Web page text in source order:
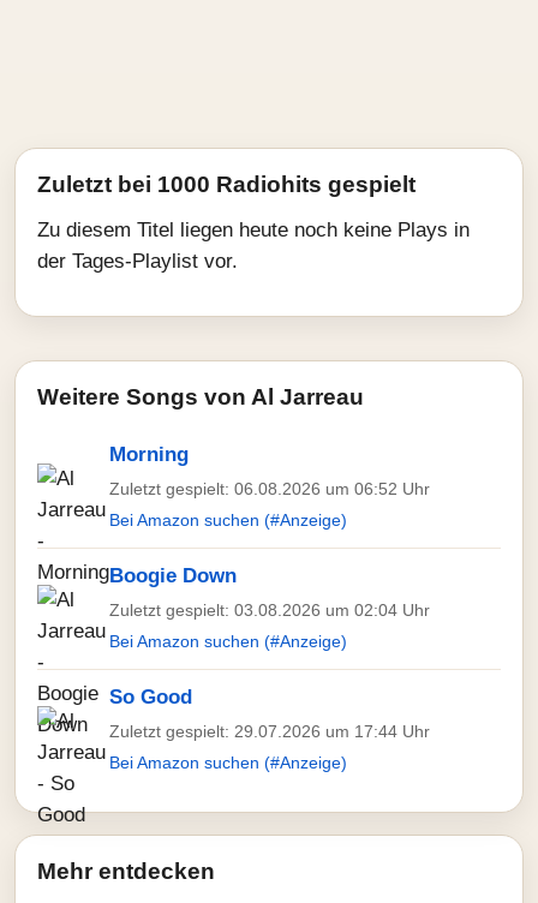
Zuletzt bei 1000 Radiohits gespielt
Zu diesem Titel liegen heute noch keine Plays in
der Tages-Playlist vor.
Weitere Songs von Al Jarreau
Morning
Zuletzt gespielt: 06.08.2026 um 06:52 Uhr
Bei Amazon suchen (#Anzeige)
Boogie Down
Zuletzt gespielt: 03.08.2026 um 02:04 Uhr
Bei Amazon suchen (#Anzeige)
So Good
Zuletzt gespielt: 29.07.2026 um 17:44 Uhr
Bei Amazon suchen (#Anzeige)
Mehr entdecken